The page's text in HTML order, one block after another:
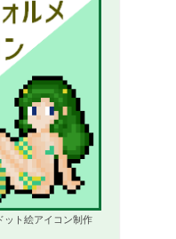
ット絵アイコン制作